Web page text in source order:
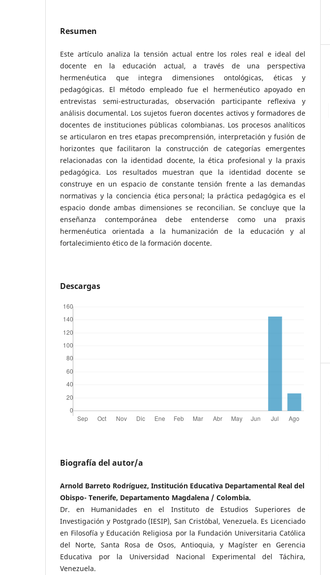
Resumen
Este artículo analiza la tensión actual entre los roles real e ideal del
docente en la educación actual, a través de una perspectiva
hermenéutica que integra dimensiones ontológicas, éticas y
pedagógicas. El método empleado fue el hermenéutico apoyado en
entrevistas semi-estructuradas, observación participante reflexiva y
análisis documental. Los sujetos fueron docentes activos y formadores de
docentes de instituciones públicas colombianas. Los procesos analíticos
se articularon en tres etapas precomprensión, interpretación y fusión de
horizontes que facilitaron la construcción de categorías emergentes
relacionadas con la identidad docente, la ética profesional y la praxis
pedagógica. Los resultados muestran que la identidad docente se
construye en un espacio de constante tensión frente a las demandas
normativas y la conciencia ética personal; la práctica pedagógica es el
espacio donde ambas dimensiones se reconcilian. Se concluye que la
enseñanza contemporánea debe entenderse como una praxis
hermenéutica orientada a la humanización de la educación y al
fortalecimiento ético de la formación docente.
Descargas
Biografía del autor/a
Arnold Barreto Rodríguez, Institución Educativa Departamental Real del
Obispo- Tenerife, Departamento Magdalena / Colombia.
Dr. en Humanidades en el Instituto de Estudios Superiores de
Investigación y Postgrado (IESIP), San Cristóbal, Venezuela. Es Licenciado
en Filosofía y Educación Religiosa por la Fundación Universitaria Católica
del Norte, Santa Rosa de Osos, Antioquia, y Magíster en Gerencia
Educativa por la Universidad Nacional Experimental del Táchira,
Venezuela.